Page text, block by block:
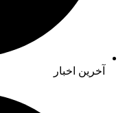
آخرین اخبار